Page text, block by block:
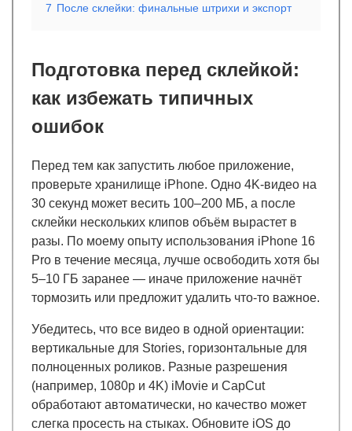
7 После склейки: финальные штрихи и экспорт
Подготовка перед склейкой:
как избежать типичных
ошибок
Перед тем как запустить любое приложение,
проверьте хранилище iPhone. Одно 4K-видео на
30 секунд может весить 100–200 МБ, а после
склейки нескольких клипов объём вырастет в
разы. По моему опыту использования iPhone 16
Pro в течение месяца, лучше освободить хотя бы
5–10 ГБ заранее — иначе приложение начнёт
тормозить или предложит удалить что-то важное.
Убедитесь, что все видео в одной ориентации:
вертикальные для Stories, горизонтальные для
полноценных роликов. Разные разрешения
(например, 1080p и 4K) iMovie и CapCut
обработают автоматически, но качество может
слегка просесть на стыках. Обновите iOS до